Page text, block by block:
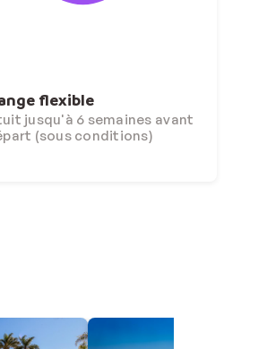
flexible
jusqu'à 6 semaines avant
(sous conditions)